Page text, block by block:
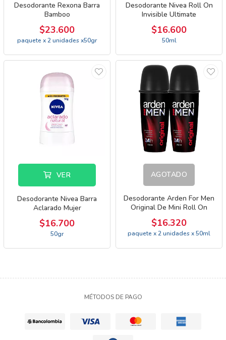
Desodorante Rexona Barra
Bamboo
$23.600
paquete x 2 unidades x50gr
Desodorante Nivea Roll On
Invisible Ultimate
$16.600
50ml
VER
Desodorante Nivea Barra
Aclarado Mujer
$16.700
50gr
AGOTADO
Desodorante Arden For Men
Original De Mini Roll On
$16.320
paquete x 2 unidades x 50ml
MÉTODOS DE PAGO